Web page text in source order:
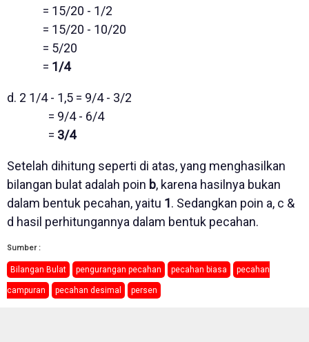
= 15/20 - 1/2
= 15/20 - 10/20
= 5/20
= 1/4
d. 2 1/4 - 1,5 = 9/4 - 3/2
= 9/4 - 6/4
= 3/4
Setelah dihitung seperti di atas, yang menghasilkan
bilangan bulat adalah poin b, karena hasilnya bukan
dalam bentuk pecahan, yaitu 1. Sedangkan poin a, c &
d hasil perhitungannya dalam bentuk pecahan.
Sumber :
Bilangan Bulat pengurangan pecahan pecahan biasa pecahan
campuran pecahan desimal persen